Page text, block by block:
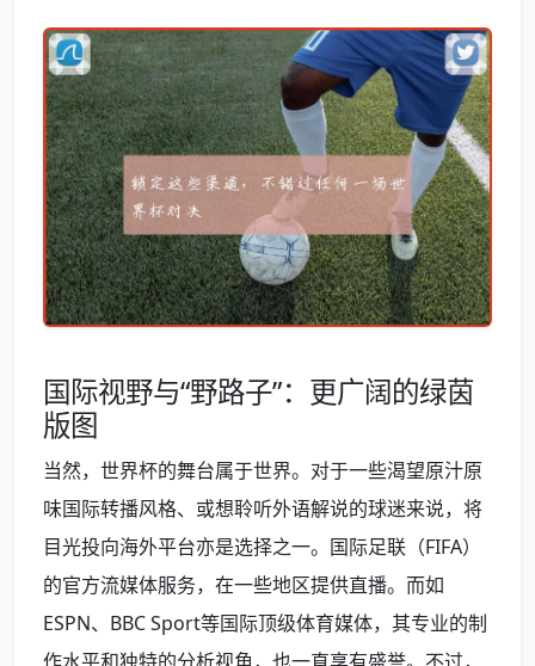
国际视野与“野路子”：更广阔的绿茵
版图
当然，世界杯的舞台属于世界。对于一些渴望原汁原
味国际转播风格、或想聆听外语解说的球迷来说，将
目光投向海外平台亦是选择之一。国际足联（FIFA）
的官方流媒体服务，在一些地区提供直播。而如
ESPN、BBC Sport等国际顶级体育媒体，其专业的制